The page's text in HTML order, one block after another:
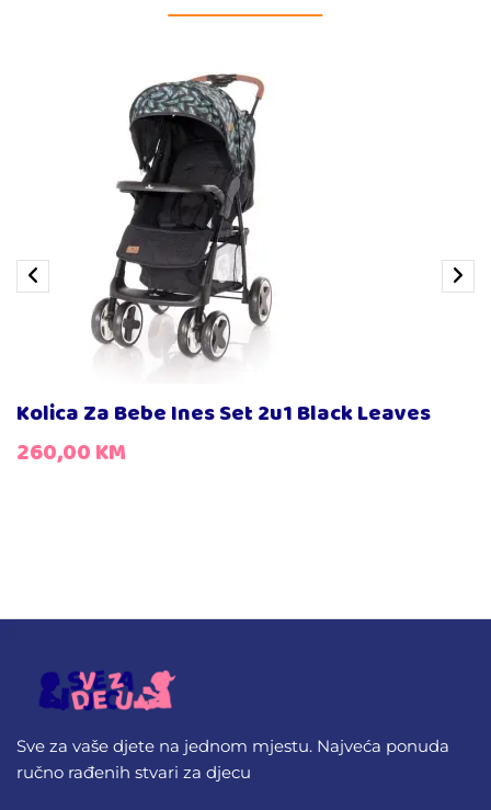
Kolica Za Bebe Ines Set 2u1 Black Leaves
260,00KM
Sve za vaše djete na jednom mjestu. Najveća ponuda
ručno rađenih stvari za djecu